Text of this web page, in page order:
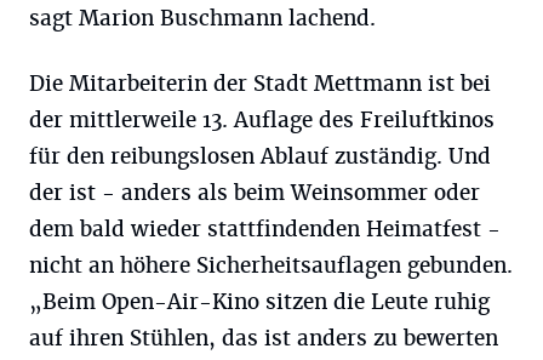
sagt Marion Buschmann lachend.
Die Mitarbeiterin der Stadt Mettmann ist bei
der mittlerweile 13. Auflage des Freiluftkinos
für den reibungslosen Ablauf zuständig. Und
der ist - anders als beim Weinsommer oder
dem bald wieder stattfindenden Heimatfest -
nicht an höhere Sicherheitsauflagen gebunden.
„Beim Open-Air-Kino sitzen die Leute ruhig
auf ihren Stühlen, das ist anders zu bewerten